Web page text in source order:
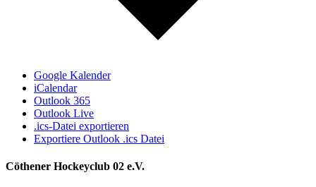
Google Kalender
iCalendar
Outlook 365
Outlook Live
.ics-Datei exportieren
Exportiere Outlook .ics Datei
Cöthener Hockeyclub 02 e.V.